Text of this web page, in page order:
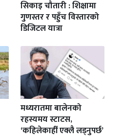
सिकाइ चौतारी : शिक्षामा
गुणस्तर र पहुँच विस्तारको
डिजिटल यात्रा
मध्यरातमा बालेनको
रहस्यमय स्टाटस,
‘कहिलेकाहीँ एक्लै लड्नुपर्छ’